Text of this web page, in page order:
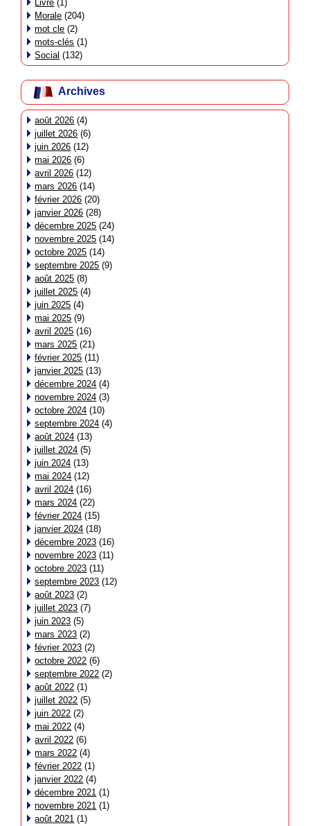
Livre (1)
Morale (204)
mot cle (2)
mots-clés (1)
Social (132)
Archives
août 2026 (4)
juillet 2026 (6)
juin 2026 (12)
mai 2026 (6)
avril 2026 (12)
mars 2026 (14)
février 2026 (20)
janvier 2026 (28)
décembre 2025 (24)
novembre 2025 (14)
octobre 2025 (14)
septembre 2025 (9)
août 2025 (8)
juillet 2025 (4)
juin 2025 (4)
mai 2025 (9)
avril 2025 (16)
mars 2025 (21)
février 2025 (11)
janvier 2025 (13)
décembre 2024 (4)
novembre 2024 (3)
octobre 2024 (10)
septembre 2024 (4)
août 2024 (13)
juillet 2024 (5)
juin 2024 (13)
mai 2024 (12)
avril 2024 (16)
mars 2024 (22)
février 2024 (15)
janvier 2024 (18)
décembre 2023 (16)
novembre 2023 (11)
octobre 2023 (11)
septembre 2023 (12)
août 2023 (2)
juillet 2023 (7)
juin 2023 (5)
mars 2023 (2)
février 2023 (2)
octobre 2022 (6)
septembre 2022 (2)
août 2022 (1)
juillet 2022 (5)
juin 2022 (2)
mai 2022 (4)
avril 2022 (6)
mars 2022 (4)
février 2022 (1)
janvier 2022 (4)
décembre 2021 (1)
novembre 2021 (1)
août 2021 (1)